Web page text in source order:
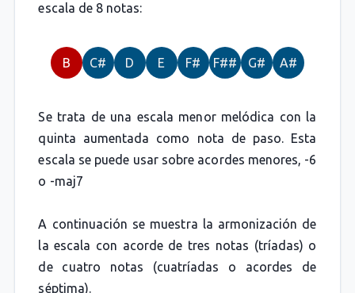
escala de 8 notas:
B C# D E F# F## G# A#
Se trata de una escala menor melódica con la
quinta aumentada como nota de paso. Esta
escala se puede usar sobre acordes menores, -6
o -maj7
A continuación se muestra la armonización de
la escala con acorde de tres notas (tríadas) o
de cuatro notas (cuatríadas o acordes de
séptima).